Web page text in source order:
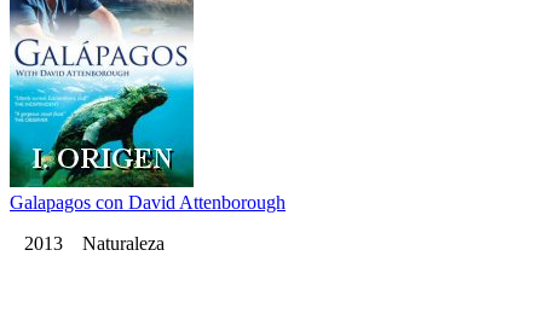
Galapagos con David Attenborough
2013 Naturaleza